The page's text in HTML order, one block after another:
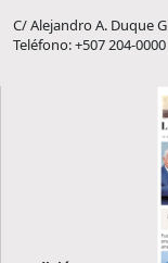
C/ Alejandro A. Duque
Teléfono: +507 204-0000